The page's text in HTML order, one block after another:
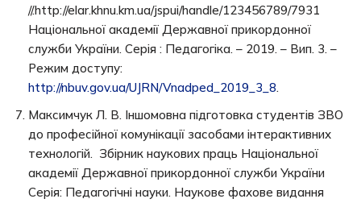
//.http://elar.khnu.km.ua/jspui/handle/123456789/7931
Національної академії Державної прикордонної
служби України. Серія : Педагогіка. – 2019. – Вип. 3. –
Режим доступу:
http://nbuv.gov.ua/UJRN/Vnadped_2019_3_8.
Максимчук Л. В. Іншомовна підготовка студентів ЗВО
до професійної комунікації засобами інтерактивних
технологій. Збірник наукових праць Національної
академії Державної прикордонної служби України
Серія: Педагогічні науки. Наукове фахове видання